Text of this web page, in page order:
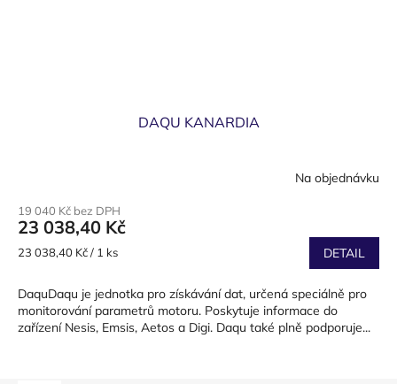
DAQU KANARDIA
Na objednávku
19 040 Kč bez DPH
23 038,40 Kč
Měrná
23 038,40 Kč / 1 ks DETAIL
DaquDaqu je jednotka pro získávání dat, určená speciálně pro
monitorování parametrů motoru. Poskytuje informace do
zařízení Nesis, Emsis, Aetos a Digi. Daqu také plně podporuje...